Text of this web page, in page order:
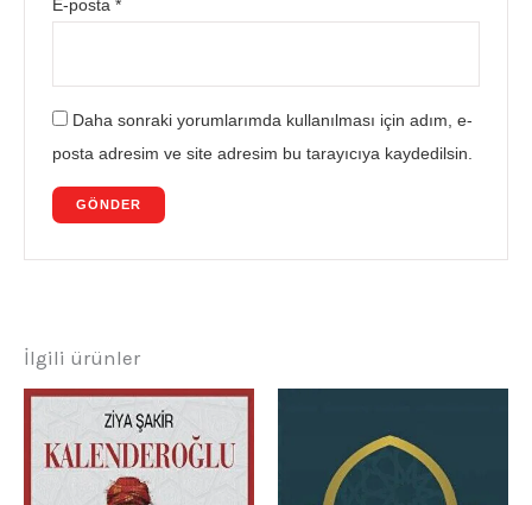
E-posta*
Daha sonraki yorumlarımda kullanılması için adım, e-
posta adresim ve site adresim bu tarayıcıya kaydedilsin.
İlgili ürünler